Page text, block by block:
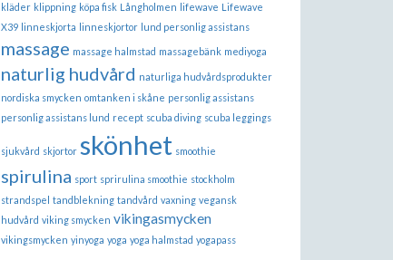
kläder klippning köpa fisk Långholmen lifewave Lifewave
X39 linneskjorta linneskjortor lund personlig assistans
massage massage halmstad massagebänk mediyoga
naturlig hudvård naturliga hudvårdsprodukter
nordiska smycken omtanken i skåne personlig assistans
personlig assistans lund recept scuba diving scuba leggings
sjukvård skjortor skönhet smoothie
spirulina sport sprirulina smoothie stockholm
strandspel tandblekning tandvård vaxning vegansk
hudvård viking smycken vikingasmycken
vikingsmycken yinyoga yoga yoga halmstad yogapass